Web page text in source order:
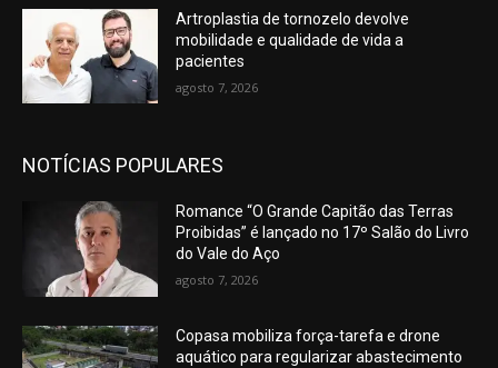
Artroplastia de tornozelo devolve
mobilidade e qualidade de vida a
pacientes
agosto 7, 2026
NOTÍCIAS POPULARES
Romance “O Grande Capitão das Terras
Proibidas” é lançado no 17º Salão do Livro
do Vale do Aço
agosto 7, 2026
Copasa mobiliza força-tarefa e drone
aquático para regularizar abastecimento